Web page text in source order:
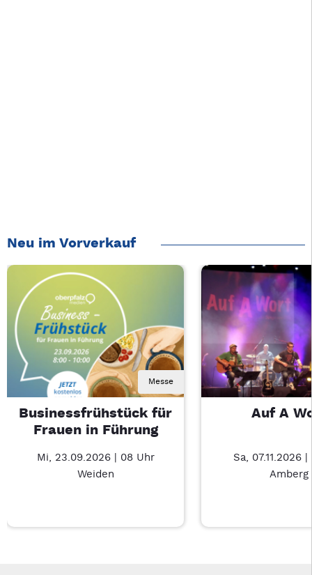
Neu im Vorverkauf
Messe
Businessfrühstück für
Frauen in Führung
Mi, 23.09.2026 | 08 Uhr
Weiden
Auf A
Sa, 07.11.2026
Amberg